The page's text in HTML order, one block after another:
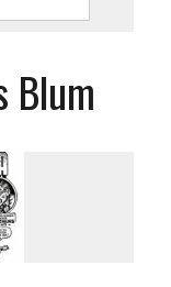
Blum